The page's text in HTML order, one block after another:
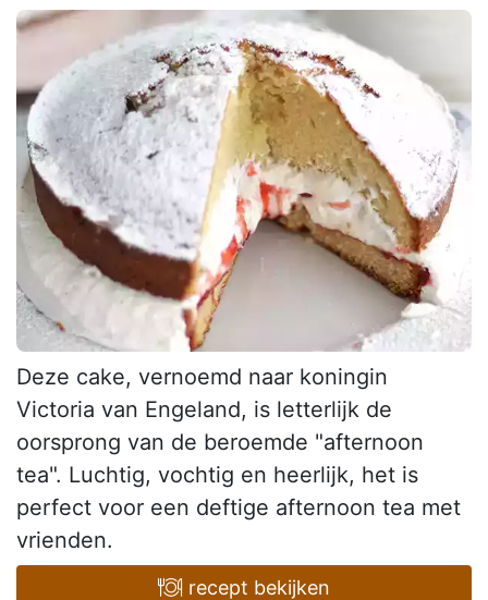
Deze cake, vernoemd naar koningin
Victoria van Engeland, is letterlijk de
oorsprong van de beroemde "afternoon
tea". Luchtig, vochtig en heerlijk, het is
perfect voor een deftige afternoon tea met
vrienden.
recept bekijken